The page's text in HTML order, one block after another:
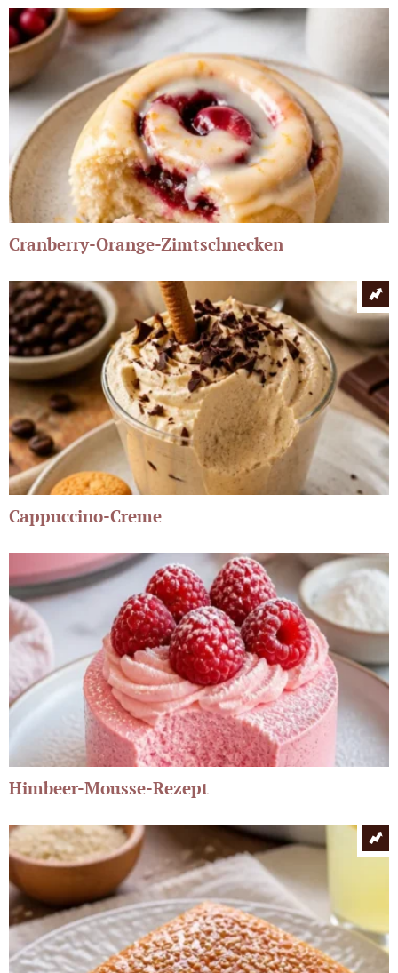
Cranberry-Orange-Zimtschnecken
Cappuccino-Creme
Himbeer-Mousse-Rezept